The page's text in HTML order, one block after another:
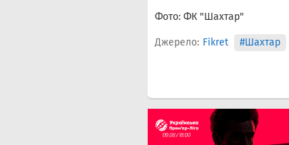
Фото: ФК "Шахтар"
Джерело: Fikret #Шахтар